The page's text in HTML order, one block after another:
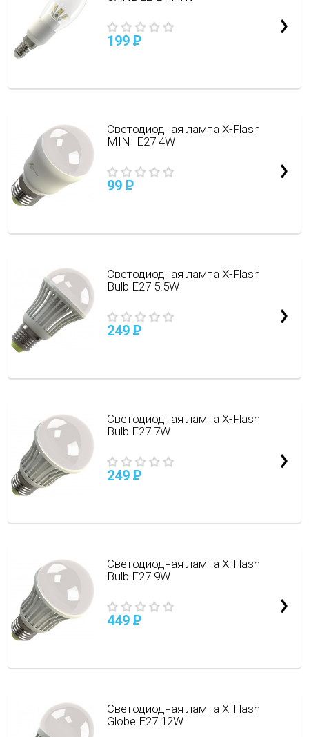
199 P
Cветодиодная лампа X-Flash
MINI E27 4W
99 P
Светодиодная лампа X-Flash
Bulb E27 5.5W
249 P
Светодиодная лампа X-Flash
Bulb E27 7W
249 P
Cветодиодная лампа X-Flash
Bulb E27 9W
449 P
Светодиодная лампа X-Flash
Globe E27 12W